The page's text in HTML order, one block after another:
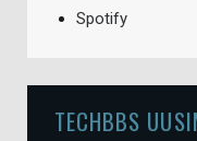
Spotify
TECHBBS